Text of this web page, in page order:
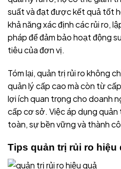
suất và đạt được kết quả tốt
khả năng xác định các rủi ro,
pháp để đảm bảo hoạt động
tiêu của đơn vị.
Tóm lại, quản trị rủi ro không
quản lý cấp cao mà còn từ
lợi ích quan trọng cho doanh
cấp cơ sở. Việc áp dụng quản
toàn, sự bền vững và thành
Tips quản trị rủi ro hiệu